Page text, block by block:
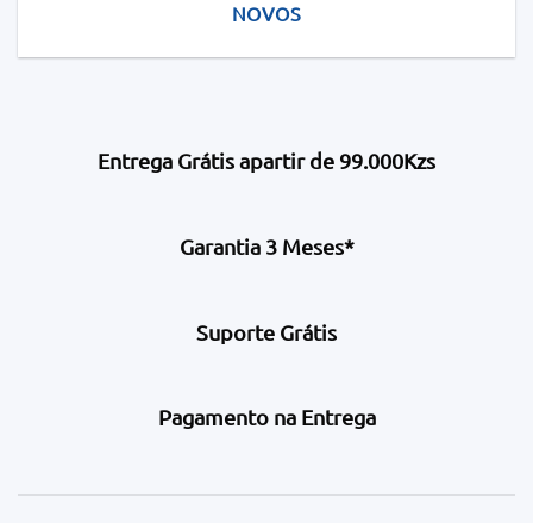
NOVOS
Entrega Grátis apartir de 99.000Kzs
Garantia 3 Meses*
Suporte Grátis
Pagamento na Entrega